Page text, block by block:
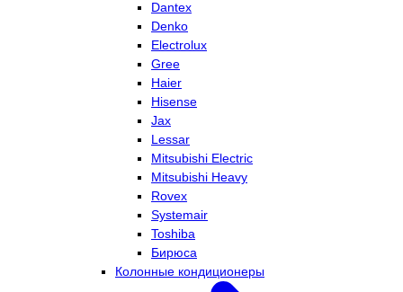
Dantex
Denko
Electrolux
Gree
Haier
Hisense
Jax
Lessar
Mitsubishi Electric
Mitsubishi Heavy
Rovex
Systemair
Toshiba
Бирюса
Колонные кондиционеры